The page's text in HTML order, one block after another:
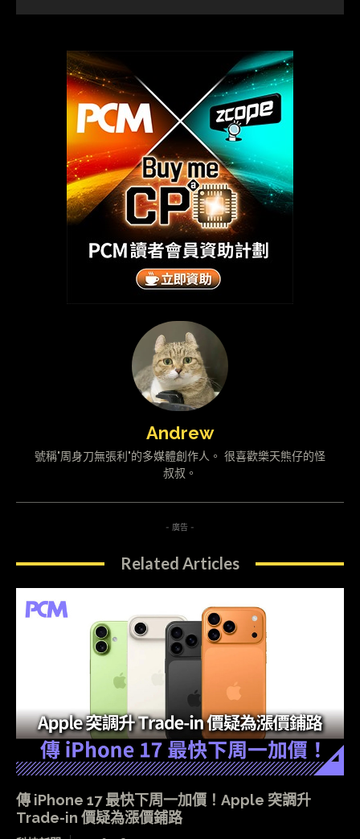
Andrew
號稱"周身刀無張利"的多媒體創作人。 很喜歡樂天熊仔的怪
叔叔。
- 廣告 -
Related Articles
傳 iPhone 17 最快下周一加價！Apple 突調升
Trade-in 價疑為漲價鋪路